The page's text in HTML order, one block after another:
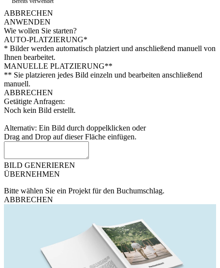
ABBRECHEN
ANWENDEN
Wie wollen Sie starten?
AUTO-PLATZIERUNG*
* Bilder werden automatisch platziert und anschließend manuell von
Ihnen bearbeitet.
MANUELLE PLATZIERUNG**
** Sie platzieren jedes Bild einzeln und bearbeiten anschließend
manuell.
ABBRECHEN
Getätigte Anfragen:
Noch kein Bild erstellt.
Alternativ: Ein Bild durch doppelklicken oder
Drag and Drop auf dieser Fläche einfügen.
BILD GENERIEREN
ÜBERNEHMEN
Bitte wählen Sie ein Projekt für den Buchumschlag.
ABBRECHEN